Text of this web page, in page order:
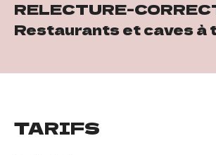
RELECTURE-
Restaurants et caves à
TARIFS